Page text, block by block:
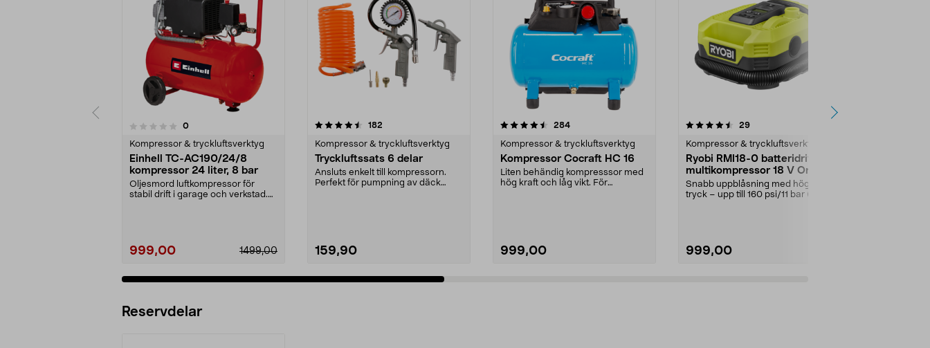
0recensioner
Kompressor & tryckluftsverktyg
Einhell TC-AC190/24/8
kompressor 24 liter, 8 bar
Oljesmord luftkompressor för
stabil drift i garage och verkstad.
999,00 1499,00
4.5 av 5 stjärnor 182
Kompressor & tryckluftsverktyg
Tryckluftssats 6 delar
Ansluts enkelt till kompressorn.
Perfekt för pumpning av däck
159,90
4.5 av 5 stjärnor 284recensioner
Kompressor & tryckluftsverktyg
Kompressor Cocraft HC 16
Liten behändig kompresssor med
hög kraft och låg vikt. För
999,00
4.5 av 5 stjärnor 29recensioner
Kompressor & tryckluftsverktyg
Ryobi RMI18-0 batteridriven
multikompressor 18 V One+
Snabb uppblåsning med högt
tryck – upp till 160 psi/11 bar (509
999,00
4.5 av 5 stjärnor
Reservdelar